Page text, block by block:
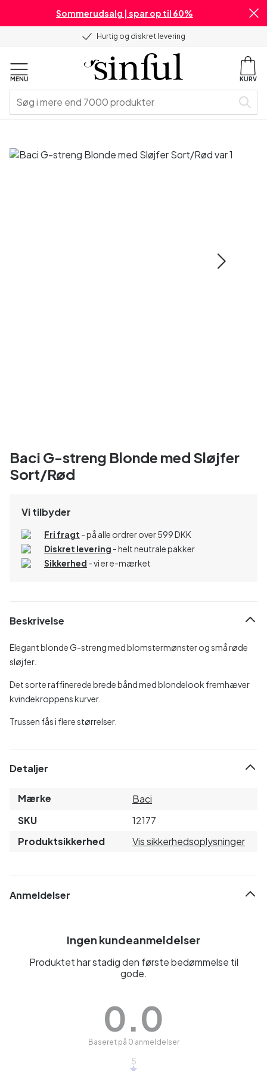
Sommerudsalg | spar op til 60%
Hurtig og diskret levering
MENU KURV
Baci G-streng Blonde med Sløjfer
Sort/Rød
Vi tilbyder
Fri fragt - på alle ordrer over 599 DKK
Diskret levering - helt neutrale pakker
Sikkerhed - vi er e-mærket
Beskrivelse
Elegant blonde G-streng med blomstermønster og små røde
sløjfer.
Det sorte raffinerede brede bånd med blondelook fremhæver
kvindekroppens kurver.
Trussen fås i flere størrelser.
Detaljer
Mærke
Baci
SKU
12177
Produktsikkerhed
Vis sikkerhedsoplysninger
Anmeldelser
Ingen kundeanmeldelser
Produktet har stadig den første bedømmelse til
gode.
0.0
Baseret på 0 anmeldelser
5